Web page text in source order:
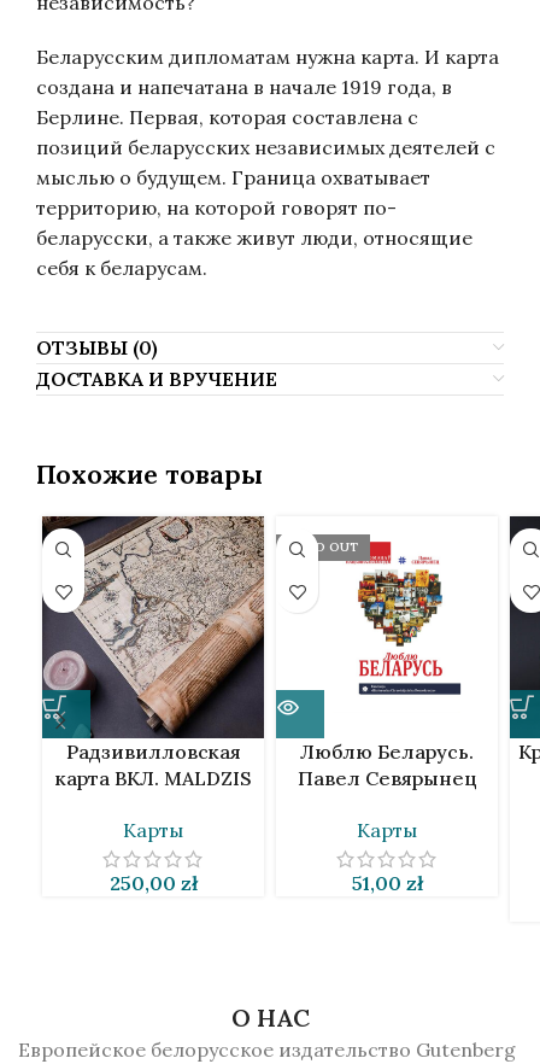
Беларусским дипломатам нужна карта. И карта
создана и напечатана в начале 1919 года, в
Берлине. Первая, которая составлена с
позиций беларусских независимых деятелей с
мыслью о будущем. Граница охватывает
территорию, на которой говорят по-
беларусски, а также живут люди, относящие
себя к беларусам.
ОТЗЫВЫ (0)
ДОСТАВКА И ВРУЧЕНИЕ
Похожие товары
Радзивилловская
карта ВКЛ. MALDZIS
Карты
250,00 zł
SOLD OUT
Люблю Беларусь.
Павел Севярынец
Карты
51,00 zł
О НАС
Европейское белорусское издательство Gutenberg